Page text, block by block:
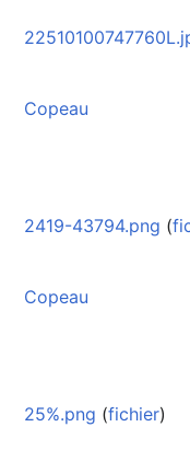
Copeau
2419-43794.png (
Copeau
25%.png (fichier)